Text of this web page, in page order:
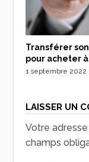
Transférer
pour acheter à
1 septembre 2022
LAISSER UN
Votre
champs